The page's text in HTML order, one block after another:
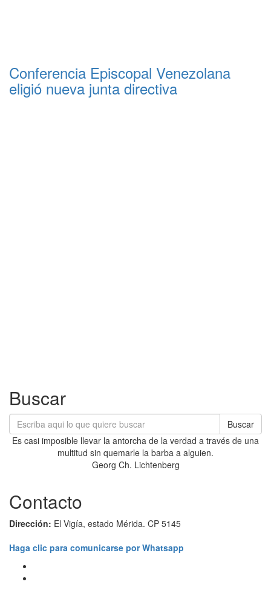
Conferencia Episcopal Venezolana
eligió nueva junta directiva
Buscar
Buscar
Es casi imposible llevar la antorcha de la verdad a través de una
multitud sin quemarle la barba a alguien.
Georg Ch. Lichtenberg
Contacto
Dirección: El Vigía, estado Mérida. CP 5145
Haga clic para comunicarse por Whatsapp